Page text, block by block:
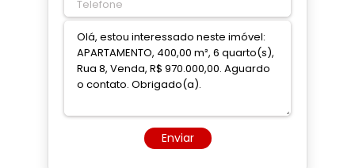
Enviar